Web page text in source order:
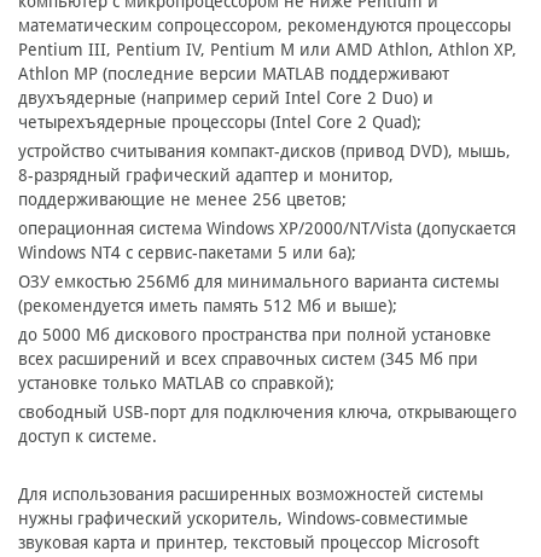
математическим сопроцессором, рекомендуются процессоры
Pentium III, Pentium IV, Pentium M или AMD Athlon, Athlon XP,
Athlon MP (последние версии MATLAB поддерживают
двухъядерные (например серий Intel Core 2 Duo) и
четырехъядерные процессоры (Intel Core 2 Quad);
устройство считывания компакт-дисков (привод DVD), мышь,
8-разрядный графический адаптер и монитор,
поддерживающие не менее 256 цветов;
операционная система Windows XP/2000/NT/Vista (допускается
Windows NT4 с сервис-пакетами 5 или 6a);
ОЗУ емкостью 256Мб для минимального варианта системы
(рекомендуется иметь память 512 Мб и выше);
до 5000 Мб дискового пространства при полной установке
всех расширений и всех справочных систем (345 Мб при
установке только MATLAB со справкой);
cвободный USB-порт для подключения ключа, открывающего
доступ к системе.
Для использования расширенных возможностей системы
нужны графический ускоритель, Windows-совместимые
звуковая карта и принтер, текстовый процессор Microsoft